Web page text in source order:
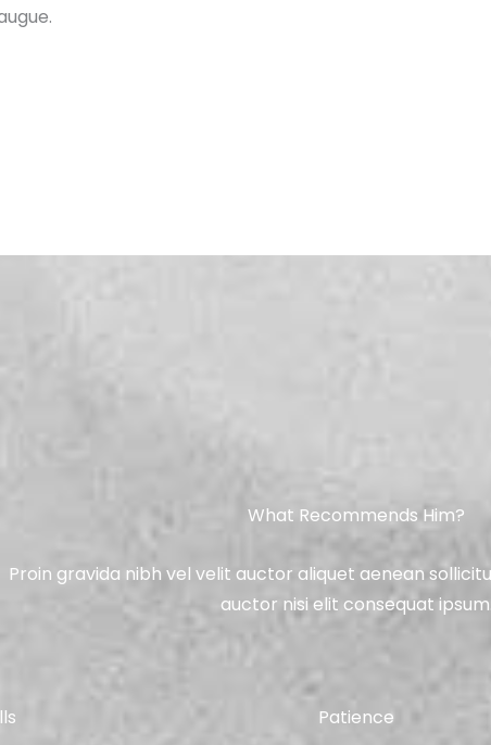
What Recommends Him?
Proin gravida nibh vel velit auctor aliquet aenean
auctor nisi elit consequat ipsum.
Patience